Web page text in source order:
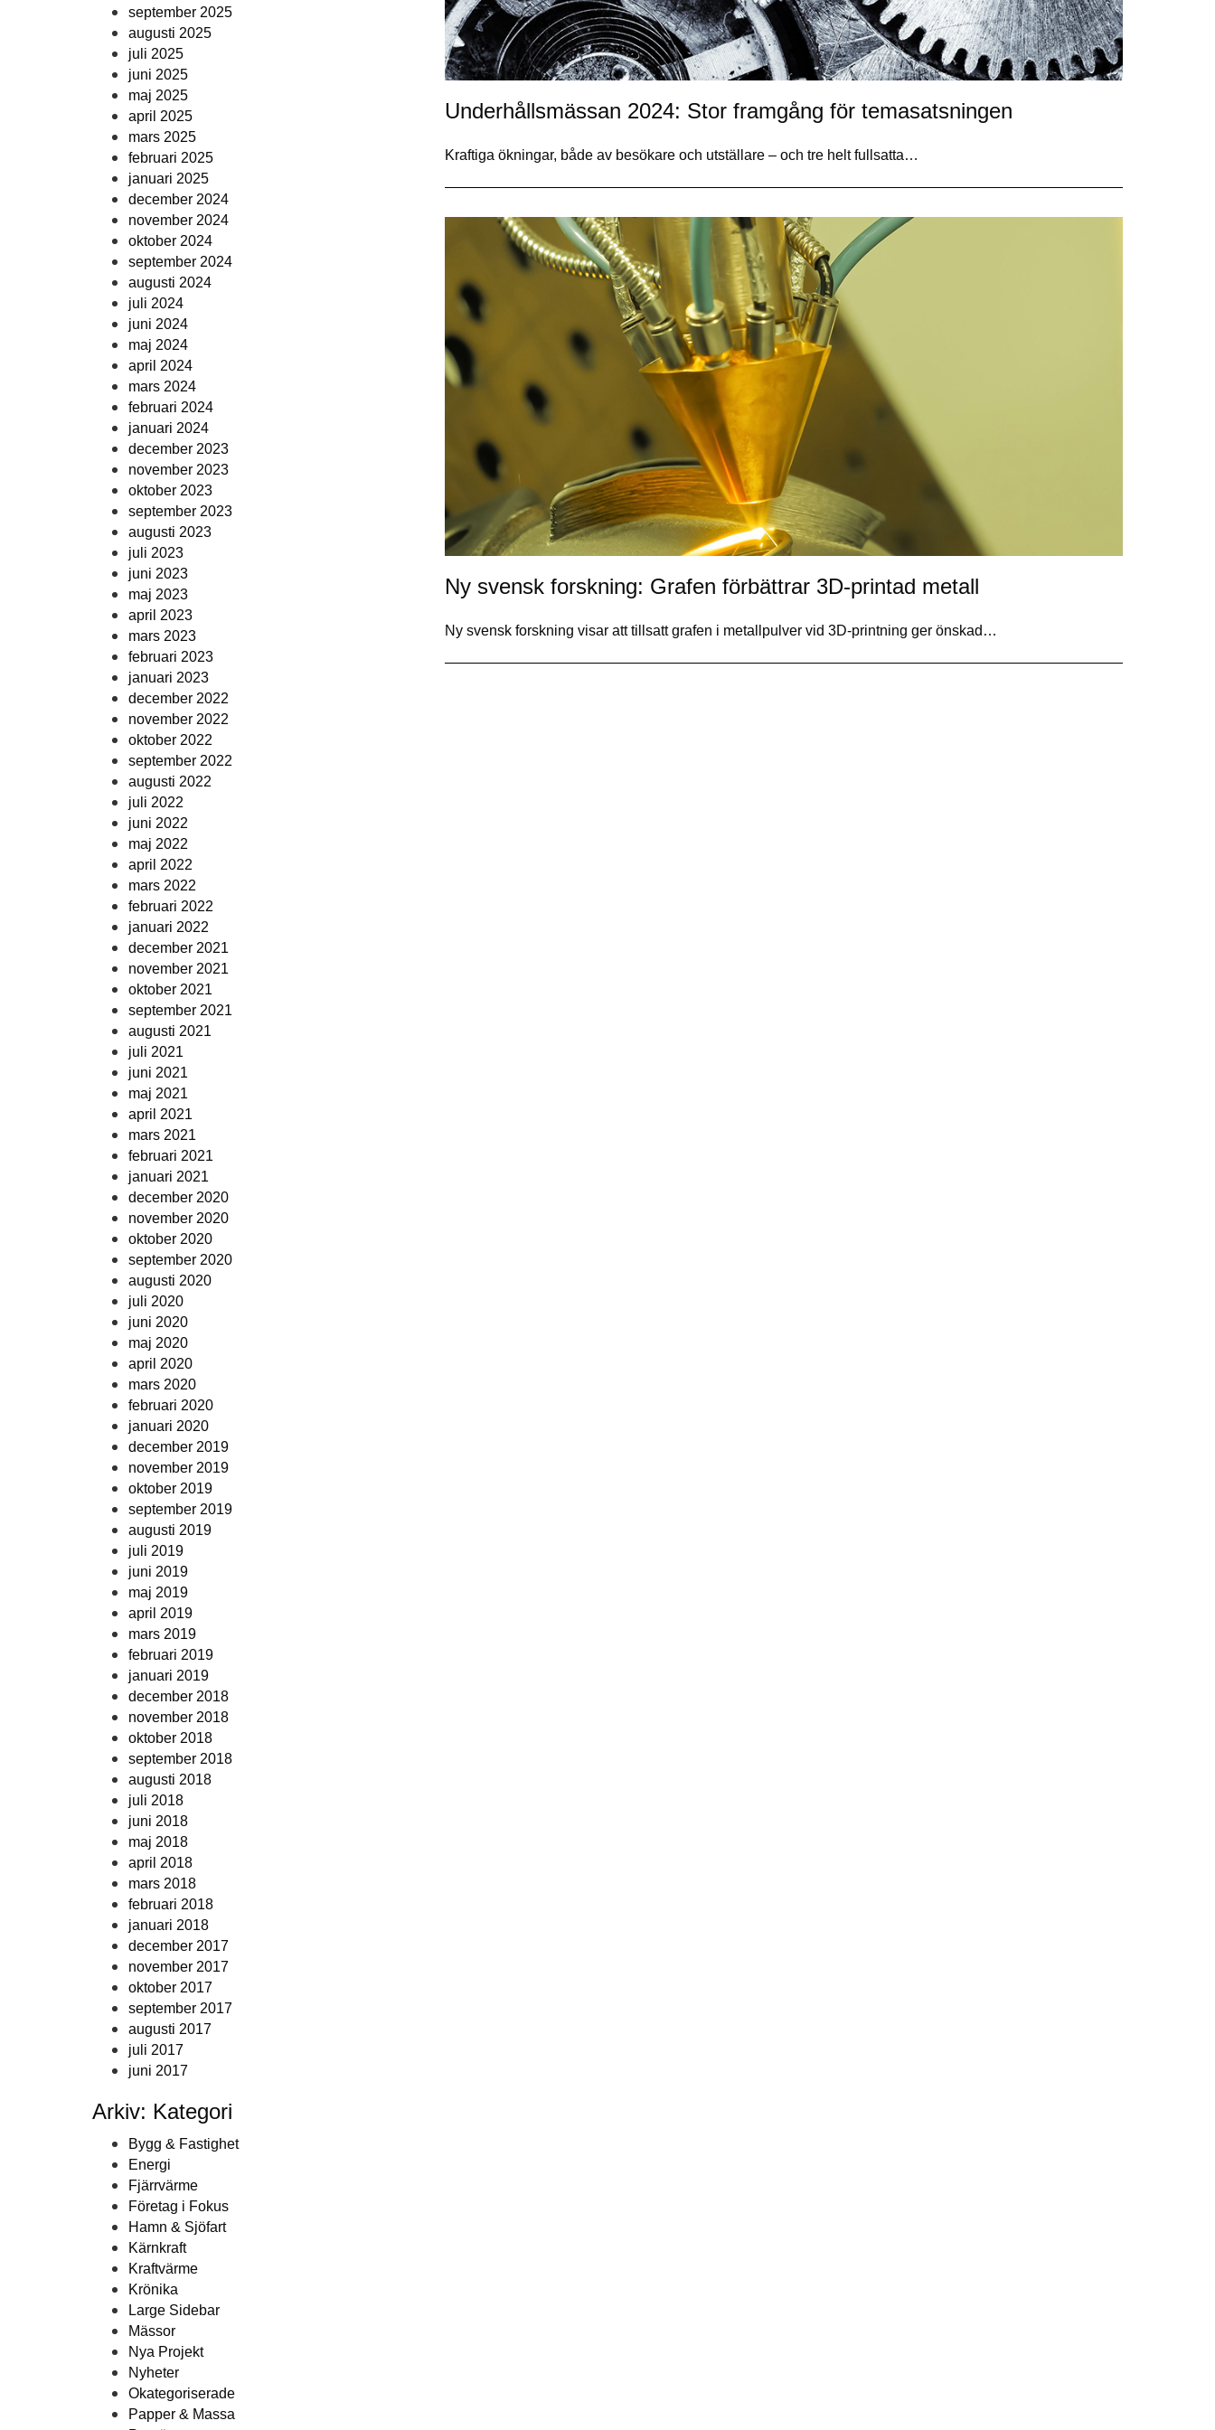
september 2025
augusti 2025
juli 2025
juni 2025
maj 2025
april 2025
mars 2025
februari 2025
januari 2025
december 2024
november 2024
oktober 2024
september 2024
augusti 2024
juli 2024
juni 2024
maj 2024
april 2024
mars 2024
februari 2024
januari 2024
december 2023
november 2023
oktober 2023
september 2023
augusti 2023
juli 2023
juni 2023
maj 2023
april 2023
mars 2023
februari 2023
januari 2023
december 2022
november 2022
oktober 2022
september 2022
augusti 2022
juli 2022
juni 2022
maj 2022
april 2022
mars 2022
februari 2022
januari 2022
december 2021
november 2021
oktober 2021
september 2021
augusti 2021
juli 2021
juni 2021
maj 2021
april 2021
mars 2021
februari 2021
januari 2021
december 2020
november 2020
oktober 2020
september 2020
augusti 2020
juli 2020
juni 2020
maj 2020
april 2020
mars 2020
februari 2020
januari 2020
december 2019
november 2019
oktober 2019
september 2019
augusti 2019
juli 2019
juni 2019
maj 2019
april 2019
mars 2019
februari 2019
januari 2019
december 2018
november 2018
oktober 2018
september 2018
augusti 2018
juli 2018
juni 2018
maj 2018
april 2018
mars 2018
februari 2018
januari 2018
december 2017
november 2017
oktober 2017
september 2017
augusti 2017
juli 2017
juni 2017
Arkiv: Kategori
Bygg & Fastighet
Energi
Fjärrvärme
Företag i Fokus
Hamn & Sjöfart
Kärnkraft
Kraftvärme
Krönika
Large Sidebar
Mässor
Nya Projekt
Nyheter
Okategoriserade
Papper & Massa
Underhållsmässan 2024: Stor framgång för temasatsningen
Kraftiga ökningar, både av besökare och utställare – och tre helt fullsatta…
Ny svensk forskning: Grafen förbättrar 3D-printad metall
Ny svensk forskning visar att tillsatt grafen i metallpulver vid 3D-printning ger önskad…